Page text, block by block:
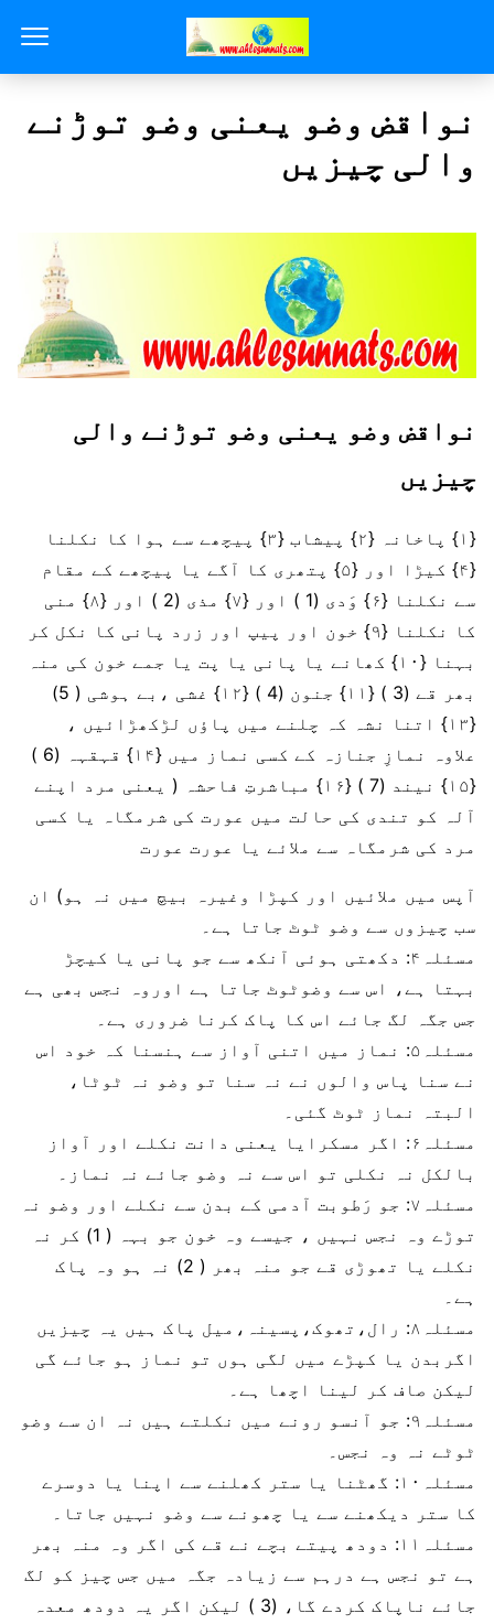
نواقض وضو یعنی وضو توڑنے
والی چیزیں
نواقض وضو یعنی وضو توڑنے والی
چیزیں
{۱} پاخانہ {۲} پیشاب {۳} پیچھے سے ہوا کا نکلنا
{۴} کیڑا اور {۵} پتھری کا آگے یا پیچھے کے مقام
سے نکلنا {۶} وَدی (1 ) اور {۷} مذی (2 ) اور {۸} منی
کا نکلنا {۹} خون اور پیپ اور زرد پانی کا نکل کر
بہنا {۱۰} کھانے یا پانی یا پت یا جمے خون کی منہ
بھر قے (3 ) {۱۱} جنون (4 ) {۱۲} غشی ،بے ہوشی ( 5)
{۱۳} اتنا نشہ کہ چلنے میں پاؤں لڑکھڑائیں ،
علاوہ نمازِ جنازہ کے کسی نماز میں {۱۴} قہقہہ (6 )
{۱۵} نیند (7 ) {۱۶} مباشرتِ فاحشہ ( یعنی مرد اپنے
آلہ کو تندی کی حالت میں عورت کی شرمگاہ یا کسی
مرد کی شرمگاہ سے ملائے یا عورت عورت
آپس میں ملائیں اور کپڑا وغیرہ بیچ میں نہ ہو) ان
سب چیزوں سے وضو ٹوٹ جاتا ہے۔
مسئلہ۴: دکھتی ہوئی آنکھ سے جو پانی یا کیچڑ
بہتا ہے، اس سے وضوٹوٹ جاتا ہے اوروہ نجس بھی ہے
جس جگہ لگ جائے اس کا پاک کرنا ضروری ہے۔
مسئلہ۵: نماز میں اتنی آواز سے ہنسنا کہ خود اس
نے سنا پاس والوں نے نہ سنا تو وضو نہ ٹوٹا،
البتہ نماز ٹوٹ گئی۔
مسئلہ۶: اگر مسکرایا یعنی دانت نکلے اور آواز
بالکل نہ نکلی تو اس سے نہ وضو جائے نہ نماز۔
مسئلہ۷: جو رَطوبت آدمی کے بدن سے نکلے اور وضو نہ
توڑے وہ نجس نہیں ، جیسے وہ خون جو بہہ ( 1) کر نہ
نکلے یا تھوڑی قے جو منہ بھر ( 2) نہ ہو وہ پاک
ہے۔
مسئلہ۸: رال،تھوک،پسینہ،میل پاک ہیں یہ چیزیں
اگربدن یا کپڑے میں لگی ہوں تو نماز ہو جائے گی
لیکن صاف کر لینا اچھا ہے۔
مسئلہ۹: جو آنسو رونے میں نکلتے ہیں نہ ان سے وضو
ٹوٹے نہ وہ نجس۔
مسئلہ۱۰: گھٹنا یا ستر کھلنے سے اپنا یا دوسرے
کا ستر دیکھنے سے یا چھونے سے وضو نہیں جاتا۔
مسئلہ۱۱: دودھ پیتے بچے نے قے کی اگر وہ منہ بھر
ہے تو نجس ہے درہم سے زیادہ جگہ میں جس چیز کو لگ
جائے ناپاک کردے گا، (3 ) لیکن اگر یہ دودھ معدہ